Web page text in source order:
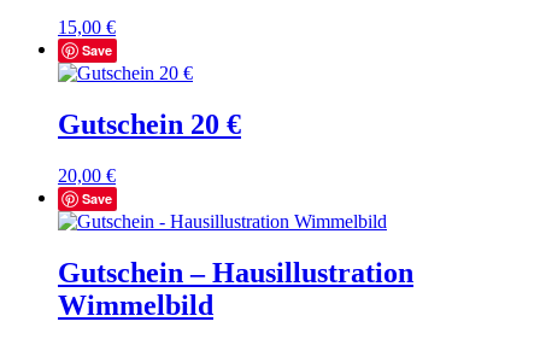
15,00 €
Save
Gutschein 20 €
20,00 €
Save
Gutschein – Hausillustration
Wimmelbild